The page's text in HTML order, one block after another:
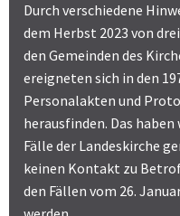
Durch verschiedene
dem Herbst 2023 von
den Gemeinden des
ereigneten sich in den
Personalakten und
herausfinden. Das
Fälle der Landeskirche
keinen Kontakt zu
den Fällen vom 26.